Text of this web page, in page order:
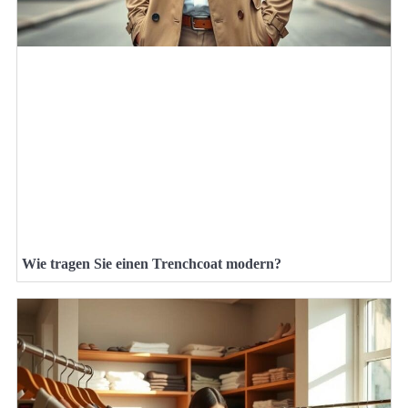
Wie tragen Sie einen Trenchcoat modern?